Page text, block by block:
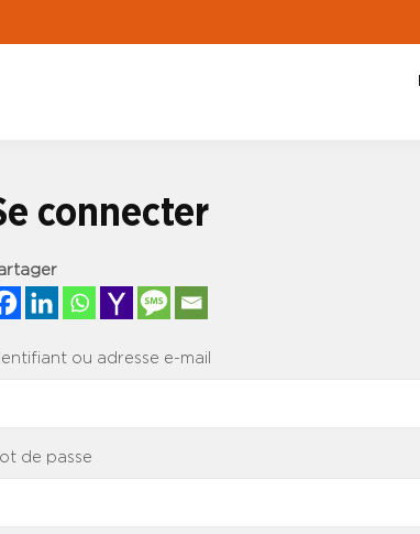
connecter
ou adresse e-mail
de passe